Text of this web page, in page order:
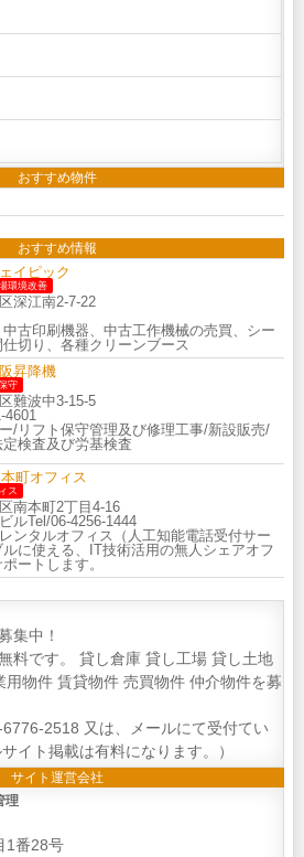
おすすめ物件
おすすめ情報
イピック
環境改善
深江南2-7-22
古印刷機器、中古工作機械の売買、シー
切り、各種クリーンブース
昇降機
守
難波中3-15-5
4601
/リフト保守管理及び修理工事/新設販売/
検査及び労基検査
町オフィス
ス
南本町2丁目4-16
ルTel/06-4256-1444
ンタルオフィス（人工知能電話受付サー
に使える、IT技術活用の無人シェアオフ
ートします。
集中！
料です。 貸し倉庫 貸し工場 貸し土地
物件 賃貸物件 売買物件 仲介物件を募
2518 又は、メールにて受付てい
イト掲載は有料になります。）
サイト運営会社
理
1番28号